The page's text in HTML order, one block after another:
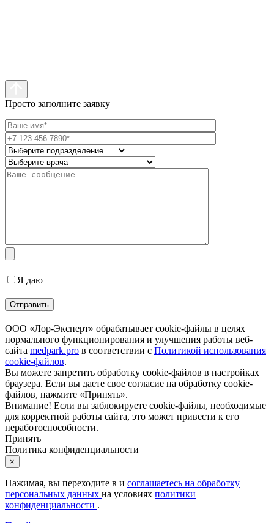
Просто заполните заявку
Я даю
ООО «Лор-Эксперт» обрабатывает cookie-файлы в целях
нормального функционирования и улучшения работы веб-
сайта medpark.pro в соответствии с Политикой использования
cookie-файлов.
Вы можете запретить обработку cookie-файлов в настройках
браузера. Если вы даете свое согласие на обработку cookie-
файлов, нажмите «Принять».
Внимание! Если вы заблокируете cookie-файлы, необходимые
для корректной работы сайта, это может привести к его
неработоспособности.
Принять
Политика конфиденциальности
×
Нажимая, вы переходите в и соглашаетесь на обработку
персональных данных на условиях политики
конфиденциальности .